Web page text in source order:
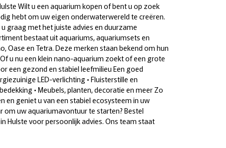
Wilt u een aquarium kopen of bent u op zoek
hebt om uw eigen onderwaterwereld te creëren.
graag met het juiste advies en duurzame
bestaat uit aquariums, aquariumsets en
Oase en Tetra. Deze merken staan bekend om hun
u nu een klein nano-aquarium zoekt of een grote
een gezond en stabiel leefmilieu Een goed
LED-verlichting • Fluisterstille en
• Meubels, planten, decoratie en meer Zo
geniet u van een stabiel ecosysteem in uw
om uw aquariumavontuur te starten? Bestel
Hulste voor persoonlijk advies. Ons team staat